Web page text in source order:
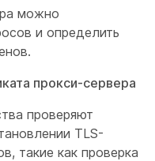
можно
и определить
прокси-сервера
проверяют
TLS-
такие как проверка